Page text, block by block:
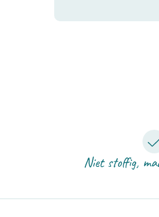
René
Niet stoffig,